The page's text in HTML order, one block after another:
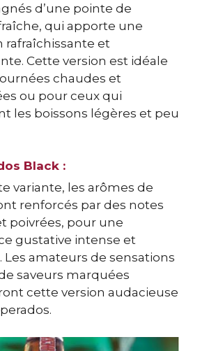
d’une pointe de
qui apporte une
rafraîchissante et
Cette version est idéale
chaudes et
ou pour ceux qui
les boissons légères et peu
Black :
variante, les arômes de
renforcés par des notes
poivrées, pour une
gustative intense et
Les amateurs de sensations
saveurs marquées
cette version audacieuse